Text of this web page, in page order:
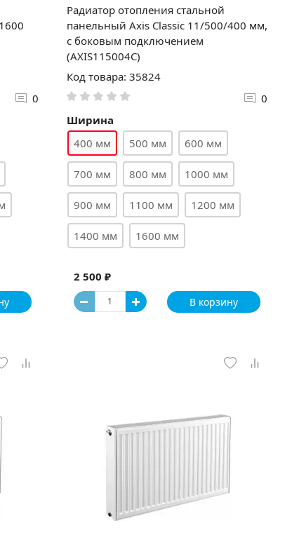
0
Радиатор отопления стальной
панельный Axis Classic 11/500/400 мм,
с боковым подключением
(AXIS115004C)
Код товара: 35824
0
Ширина
400 мм
500 мм 600 мм
700 мм 800 мм 1000 мм
900 мм 1100 мм 1200 мм
1400 мм 1600 мм
2 500 ₽
В корзину